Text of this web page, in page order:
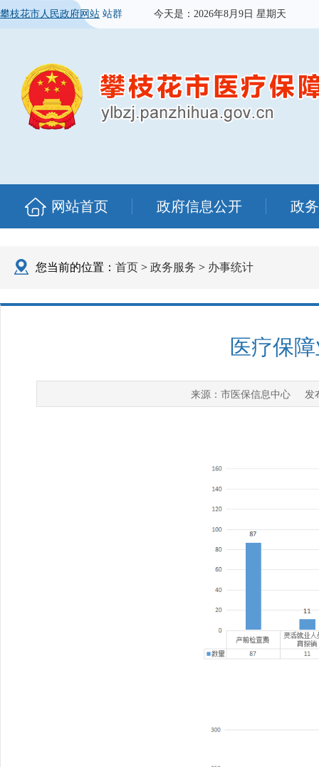
攀枝花市人民政府网站 站群 今天是： 2026年8月9日 星期天
网站首页 政府信息公开 政
您当前的位置： 首页 > 政务服务 > 办事统计
医疗保
来源： 市医保信息中心发布